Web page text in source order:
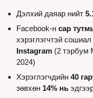
Дэлхий даяар нийт
Facebook-н сар
хэрэглэгчтэй
Instagram (2 тэрбум
2024)
Хэрэглэгчдийн 40
зөвхөн 14% нь